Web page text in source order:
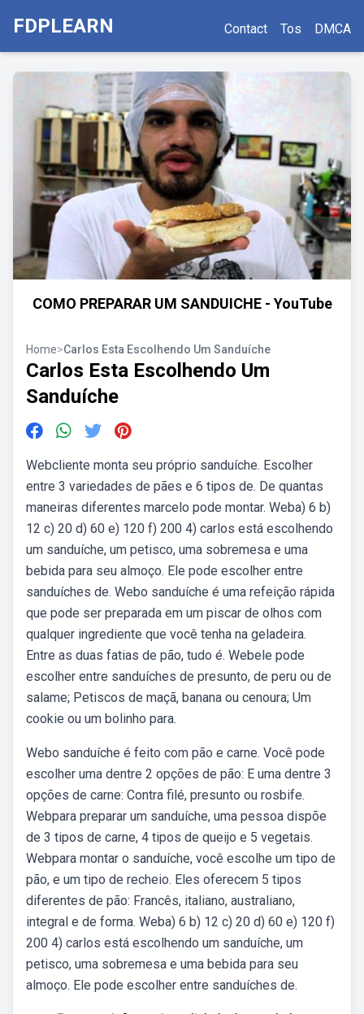
FDPLEARN Contact Tos DMCA
COMO PREPARAR UM SANDUICHE - YouTube
Home>Carlos Esta Escolhendo Um Sanduíche
Carlos Esta Escolhendo Um
Sanduíche
Webcliente monta seu próprio sanduíche. Escolher
entre 3 variedades de pães e 6 tipos de. De quantas
maneiras diferentes marcelo pode montar. Weba) 6 b)
12 c) 20 d) 60 e) 120 f) 200 4) carlos está escolhendo
um sanduíche, um petisco, uma sobremesa e uma
bebida para seu almoço. Ele pode escolher entre
sanduíches de. Webo sanduíche é uma refeição rápida
que pode ser preparada em um piscar de olhos com
qualquer ingrediente que você tenha na geladeira.
Entre as duas fatias de pão, tudo é. Webele pode
escolher entre sanduíches de presunto, de peru ou de
salame; Petiscos de maçã, banana ou cenoura; Um
cookie ou um bolinho para.
Webo sanduíche é feito com pão e carne. Você pode
escolher uma dentre 2 opções de pão: E uma dentre 3
opções de carne: Contra filé, presunto ou rosbife.
Webpara preparar um sanduíche, uma pessoa dispõe
de 3 tipos de carne, 4 tipos de queijo e 5 vegetais.
Webpara montar o sanduíche, você escolhe um tipo de
pão, e um tipo de recheio. Eles oferecem 5 tipos
diferentes de pão: Francês, italiano, australiano,
integral e de forma. Weba) 6 b) 12 c) 20 d) 60 e) 120 f)
200 4) carlos está escolhendo um sanduíche, um
petisco, uma sobremesa e uma bebida para seu
almoço. Ele pode escolher entre sanduíches de.